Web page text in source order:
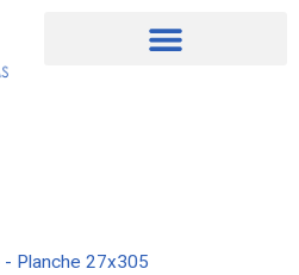
- Planche 27x305